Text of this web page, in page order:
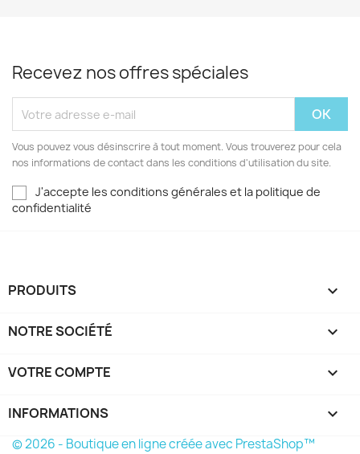
Recevez nos offres spéciales
Vous pouvez vous désinscrire à tout moment. Vous trouverez pour cela
nos informations de contact dans les conditions d'utilisation du site.
J'accepte les conditions générales et la politique de
confidentialité
PRODUITS 
NOTRE SOCIÉTÉ 
VOTRE COMPTE 
INFORMATIONS keyboard_arrow_down
© 2026 - Boutique en ligne créée avec PrestaShop™